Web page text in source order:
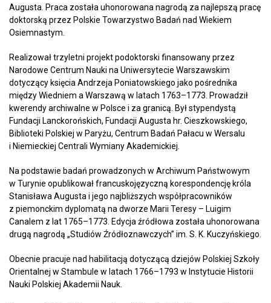
Augusta. Praca została uhonorowana nagrodą za najlepszą pracę
doktorską przez Polskie Towarzystwo Badań nad Wiekiem
Osiemnastym.
Realizował trzyletni projekt podoktorski finansowany przez
Narodowe Centrum Nauki na Uniwersytecie Warszawskim
dotyczący księcia Andrzeja Poniatowskiego jako pośrednika
między Wiedniem a Warszawą w latach 1763–1773. Prowadził
kwerendy archiwalne w Polsce i za granicą. Był stypendystą
Fundacji Lanckorońskich, Fundacji Augusta hr. Cieszkowskiego,
Biblioteki Polskiej w Paryżu, Centrum Badań Pałacu w Wersalu
i Niemieckiej Centrali Wymiany Akademickiej.
Na podstawie badań prowadzonych w Archiwum Państwowym
w Turynie opublikował francuskojęzyczną korespondencję króla
Stanisława Augusta i jego najbliższych współpracowników
z piemonckim dyplomatą na dworze Marii Teresy – Luigim
Canalem z lat 1765–1773. Edycja źródłowa została uhonorowana
drugą nagrodą „Studiów Źródłoznawczych” im. S. K. Kuczyńskiego.
Obecnie pracuje nad habilitacją dotyczącą dziejów Polskiej Szkoły
Orientalnej w Stambule w latach 1766–1793 w Instytucie Historii
Nauki Polskiej Akademii Nauk.